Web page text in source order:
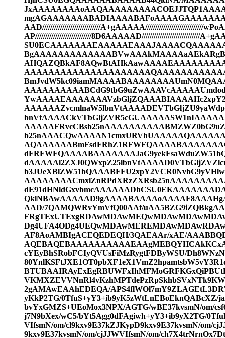
AAD/////////////////////////////A+gAAAAA/////////////////////////////
AP////////////////////////////8D6AAAAAD/////////////////////////////
AAD/7QAMQWRvYmVfQ00AAf/
AF8AoAMBIgACEQEDEQH/3QAEAAr/xAE/
cYEyBhSRobFCIyQVUsFiMzRygtFDByWSU/
2gAMAwEAAhEDEQA/
yKkP2TG/0TfuS+yY3+ib9yK5zWtLnEBoEknQABcXZ/
bvYxGMZS+UEoMox3NPX/AGTG/wBE37kvsmN/om/
j7N9bXex/wC5/bYt5Agg0dFAgiwh+yY3+ib9yX2TG/
VIfsmN/om/cl9kxv9E37kZJKypD9kxv9E37kvsmN/om/
9kxv9E37kvsmN/om/cjJJWVIfsmN/om/